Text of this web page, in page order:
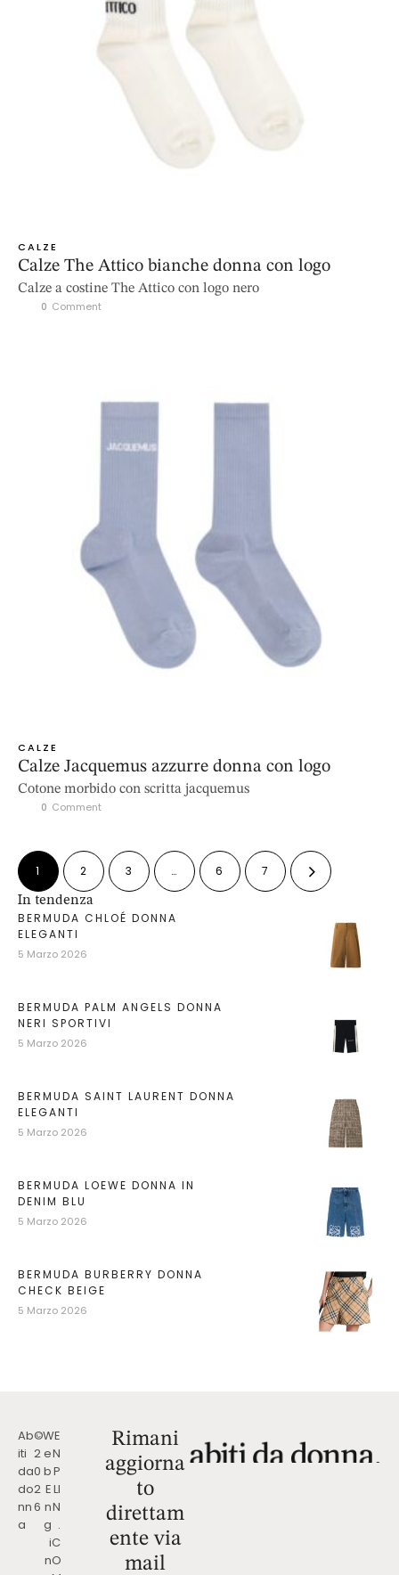
CALZE
Calze The Attico bianche donna con logo
Calze a costine The Attico con logo nero
0 Comment
CALZE
Calze Jacquemus azzurre donna con logo
Cotone morbido con scritta jacquemus
0 Comment
1 2 3 … 6 7
In tendenza
BERMUDA CHLOÉ DONNA
ELEGANTI
5 Marzo 2026
BERMUDA PALM ANGELS DONNA
NERI SPORTIVI
5 Marzo 2026
BERMUDA SAINT LAURENT DONNA
ELEGANTI
5 Marzo 2026
BERMUDA LOEWE DONNA IN
DENIM BLU
5 Marzo 2026
BERMUDA BURBERRY DONNA
CHECK BEIGE
5 Marzo 2026
Ab
iti
da
do
nn
a
©
2
0
2
6
W
e
b
E
n
g
i
n
E
N
P
LI
N
.
C
O
Rimani
aggiorna
to
direttam
ente via
mail